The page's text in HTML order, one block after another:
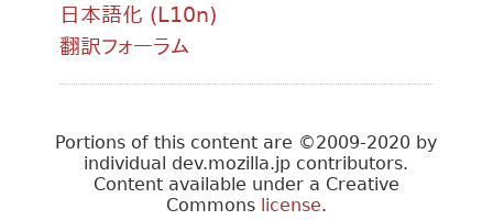
日本語化 (L10n)
翻訳フォーラム
Portions of this content are ©2009-2020 by
individual dev.mozilla.jp contributors.
Content available under a Creative
Commons license.